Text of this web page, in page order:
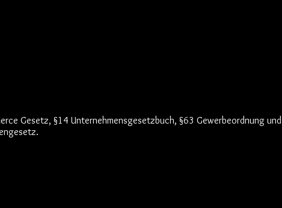
Gesetz, §14 Unternehmensgesetzbuch, §63 Gewerbeordnung und